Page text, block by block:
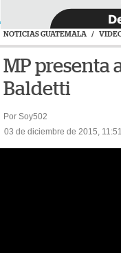
NOTICIAS GUATEMALA /
MP presenta
Baldetti
Por Soy502
03 de diciembre de 2015, 11:51